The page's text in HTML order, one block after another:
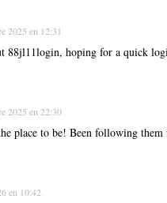
2025 en 12:31
88jl11login, hoping for a quick
2025 en 22:30
place to be! Been following
en 10:42